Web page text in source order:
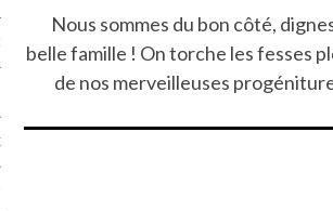
EN VOD
Nous sommes du bon côté,
belle famille ! On torche les fesses
de nos merveilleuses